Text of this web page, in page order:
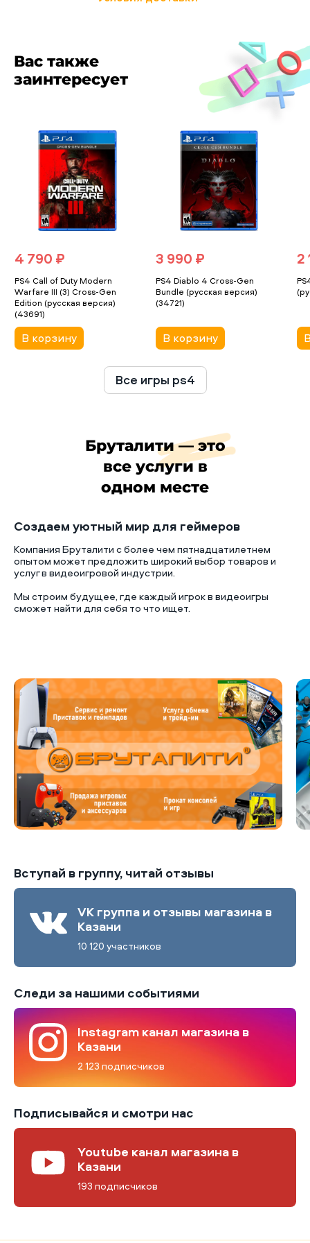
Вас также
заинтересует
4 790 ₽
PS4 Call of Duty Modern
Warfare III (3) Cross-Gen
Edition (русская версия)
(43691)
В корзину
3 990 ₽
PS4 Diablo 4 Cross-Gen
Bundle (русская версия)
(34721)
В корзину
2
Все игры ps4
Бруталити — это
все услуги в
одном месте
Создаем уютный мир для геймеров
Компания Бруталити с более чем пятнадцатилетнем
опытом может предложить широкий выбор товаров и
услуг в видеоигровой индустрии.
Мы строим будущее, где каждый игрок в видеоигры
сможет найти для себя то что ищет.
Вступай в группу, читай отзывы
VK группа и отзывы магазина в
Казани
10 120 участников
Следи за нашими событиями
Instagram канал магазина в
Казани
2 123 подписчиков
Подписывайся и смотри нас
Youtube канал магазина в
Казани
193 подписчиков